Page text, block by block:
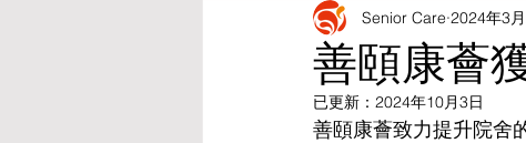
善頤康薈
Senior Care 2024年3
已更新： 2024年10月3日
善頤康薈致力提升院舍